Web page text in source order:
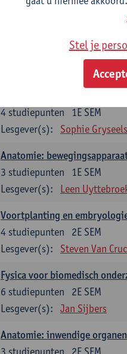
Studium generale in de
1E SEM
Anja Verhulst
1E SEM
4 studiepunten
Lesgever(s):
Sophie Gryseels
Anatomie:
1E SEM
3 studiepunten
Lesgever(s):
Leen
Voortplanting en
2E SEM
4 studiepunten
Lesgever(s):
Steven Van
Fysica voor biomedisch
2E SEM
6 studiepunten
Lesgever(s):
Jan Sijbers
Anatomie: inwendige organen
2E SEM
3 studiepunten
Stel je